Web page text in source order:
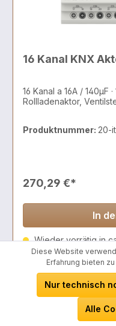
16 Kanal a 16A / 140µF
Rollladenaktor,
Produktnummer: 20-
270,29 €*
In
Wieder vorrätig in
Diese Website
Erfahrung bieten
Nur technisch
Alle